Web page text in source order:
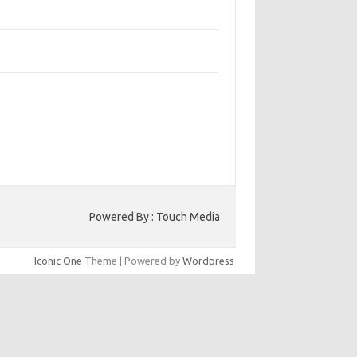
Powered By : Touch Media
Iconic One Theme | Powered by Wordpress